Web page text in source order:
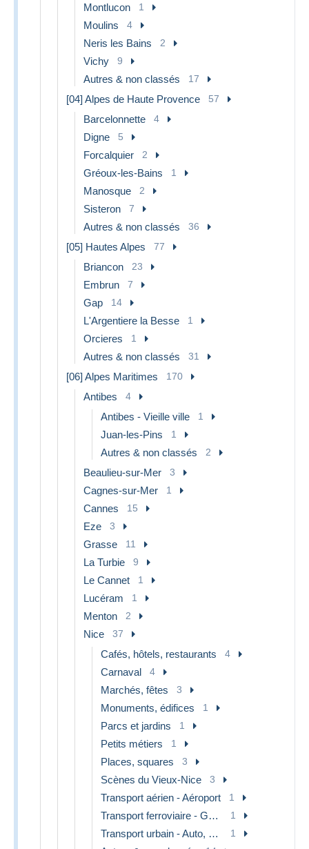
Montlucon 1
Moulins 4
Neris les Bains 2
Vichy 9
Autres & non classés 17
[04] Alpes de Haute Provence 57
Barcelonnette 4
Digne 5
Forcalquier 2
Gréoux-les-Bains 1
Manosque 2
Sisteron 7
Autres & non classés 36
[05] Hautes Alpes 77
Briancon 23
Embrun 7
Gap 14
L'Argentiere la Besse 1
Orcieres 1
Autres & non classés 31
[06] Alpes Maritimes 170
Antibes 4
Antibes - Vieille ville 1
Juan-les-Pins 1
Autres & non classés 2
Beaulieu-sur-Mer 3
Cagnes-sur-Mer 1
Cannes 15
Eze 3
Grasse 11
La Turbie 9
Le Cannet 1
Lucéram 1
Menton 2
Nice 37
Cafés, hôtels, restaurants 4
Carnaval 4
Marchés, fêtes 3
Monuments, édifices 1
Parcs et jardins 1
Petits métiers 1
Places, squares 3
Scènes du Vieux-Nice 3
Transport aérien - Aéroport 1
Transport ferroviaire - Gare 1
Transport urbain - Auto, autobus et tramway 1